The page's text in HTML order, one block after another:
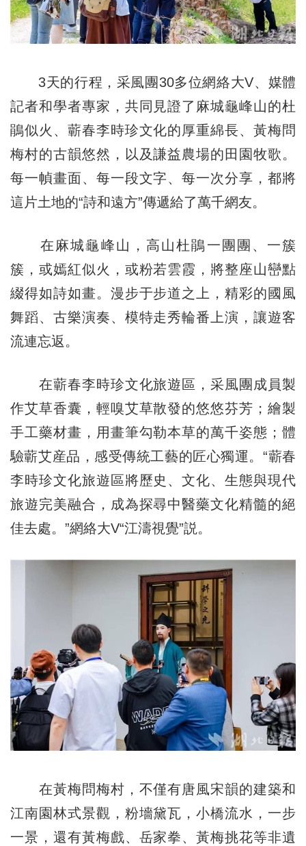
3天的行程，采風團30多位網絡大V、媒體
記者和學者專家，共同見證了麻城龜峰山的杜
鵑似火、蘄春李時珍文化的厚重綿長、黃梅問
梅村的古韻悠然，以及謙益農場的田園牧歌。
每一幀畫面、每一段文字、每一次分享，都將
這片土地的“詩和遠方”傳遞給了萬千網友。
在麻城龜峰山，高山杜鵑一團團、一簇
簇，或嫣紅似火，或粉若雲霞，將整座山巒點
綴得如詩如畫。漫步于步道之上，精彩的國風
舞蹈、古樂演奏、模特走秀輪番上演，讓遊客
流連忘返。
在蘄春李時珍文化旅遊區，采風團成員製
作艾草香囊，輕嗅艾草散發的悠悠芬芳；繪製
手工藥材畫，用畫筆勾勒本草的萬千姿態；體
驗蘄艾産品，感受傳統工藝的匠心獨運。“蘄春
李時珍文化旅遊區將歷史、文化、生態與現代
旅遊完美融合，成為探尋中醫藥文化精髓的絕
佳去處。”網絡大V“江濤視覺”説。
在黃梅問梅村，不僅有唐風宋韻的建築和
江南園林式景觀，粉墻黛瓦，小橋流水，一步
一景，還有黃梅戲、岳家拳、黃梅挑花等非遺